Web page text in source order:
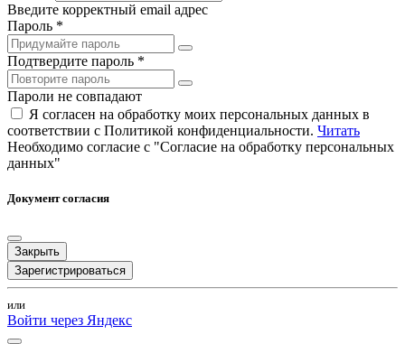
Введите корректный email адрес
Пароль *
Подтвердите пароль *
Пароли не совпадают
Я согласен на обработку моих персональных данных в
соответствии с Политикой конфиденциальности. Читать
Необходимо согласие с "Согласие на обработку персональных
данных"
Документ согласия
Закрыть
Зарегистрироваться
или
Войти через Яндекс